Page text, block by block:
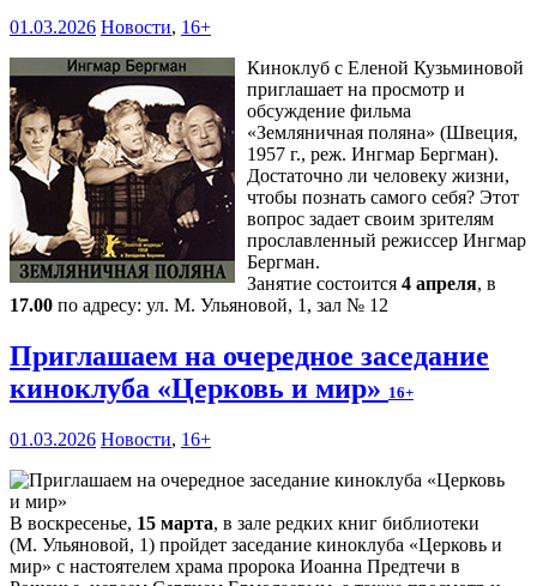
01.03.2026 Новости, 16+
Киноклуб с Еленой Кузьминовой
приглашает на просмотр и
обсуждение фильма
«Земляничная поляна» (Швеция,
1957 г., реж. Ингмар Бергман).
Достаточно ли человеку жизни,
чтобы познать самого себя? Этот
вопрос задает своим зрителям
прославленный режиссер Ингмар
Бергман.
Занятие состоится 4 апреля, в
17.00 по адресу: ул. М. Ульяновой, 1, зал № 12
Приглашаем на очередное заседание
киноклуба «Церковь и мир» 16+
01.03.2026 Новости, 16+
В воскресенье, 15 марта, в зале редких книг библиотеки
(М. Ульяновой, 1) пройдет заседание киноклуба «Церковь и
мир» с настоятелем храма пророка Иоанна Предтечи в